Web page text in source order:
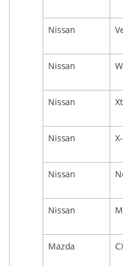
Nissan
Nissan
Nissan
Nissan
Nissan
Nissan
Mazda